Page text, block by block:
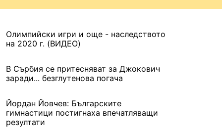
Олимпийски игри и още - наследството
на 2020 г. (ВИДЕО)
В Сърбия се притесняват за Джокович
заради... безглутенова погача
Йордан Йовчев: Българските
гимнастици постигнаха впечатляващи
резултати